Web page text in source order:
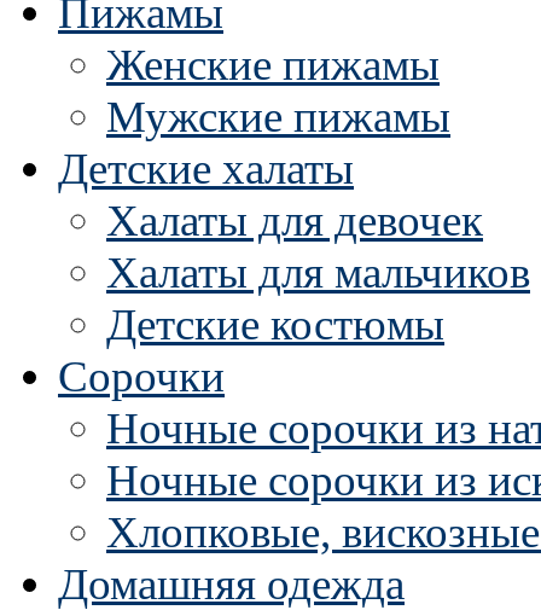
Пижамы
Женские пижамы
Мужские пижамы
Детские халаты
Халаты для девочек
Халаты для мальчиков
Детские костюмы
Сорочки
Ночные сорочки из
Ночные сорочки из
Хлопковые,
Домашняя одежда